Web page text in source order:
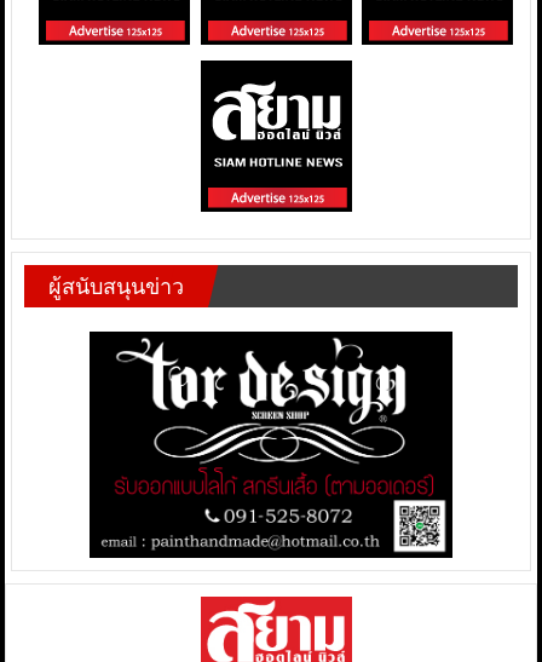
ผู้สนับสนุนข่าว